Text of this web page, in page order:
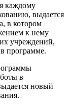
каждому
выдается
в котором
к нему
учреждений,
программе.
в
новый